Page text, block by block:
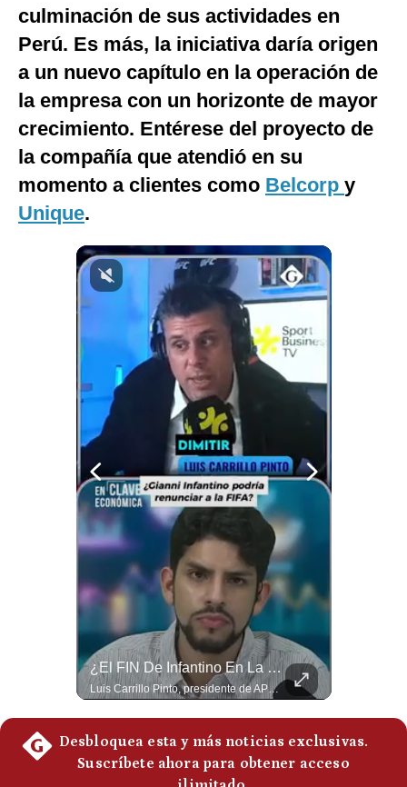
Videos
Fotogalerías
gestion.pe
Preguntas
Frecuentes
culminación de sus actividades en
Perú. Es más, la iniciativa daría origen
a un nuevo capítulo en la operación de
la empresa con un horizonte de mayor
crecimiento. Entérese del proyecto de
la compañía que atendió en su
momento a clientes como Belcorp y
Unique.
¿El FIN De Infantino En La FIFA? El Grave Pronóstico Sobre Su Renuncia | #EnClaveEconómica
Luis Carrillo Pinto, presidente de APEMD pronostica meses muy difíciles para Infantino y sostiene que una mayor presión de la UEFA, junto con nuevas investigaciones periodísticas, podría llevarlo a dimitir. También menciona renuncias internas y acusaciones de que el proyecto fue impulsado por una sola persona. #GianniInfantino #FIFA #UEFA #LuisCarrilloPinto #APEMD #Futbol #NoticiasDeportivas #Mundial #Shorts 👉 Suscríbete y activa la campana para no perderte nuestro análisis diario. 🌎 Síguenos en nuestras redes sociales: 📌 Web oficial: https://gestion.pe/mundo/ 📌 LinkedIn: http://bit.ly/3HYIET0 📌 X (Twitter): http://bit.ly/4noZtX9 📌 TikTok: http://bit.ly/4evB6TO